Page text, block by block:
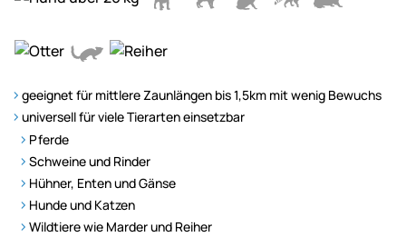
geeignet für mittlere Zaunlängen bis 1,5km mit wenig Bewuchs
universell für viele Tierarten einsetzbar
Pferde
Schweine und Rinder
Hühner, Enten und Gänse
Hunde und Katzen
Wildtiere wie Marder und Reiher